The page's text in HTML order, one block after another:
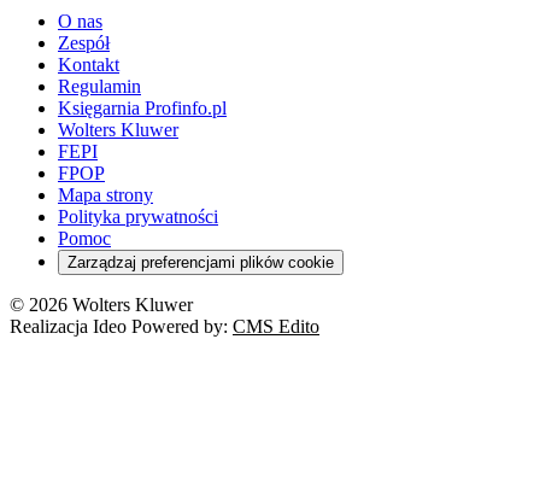
O nas
Zespół
Kontakt
Regulamin
Księgarnia Profinfo.pl
Wolters Kluwer
FEPI
FPOP
Mapa strony
Polityka prywatności
Pomoc
Zarządzaj preferencjami plików cookie
© 2026 Wolters Kluwer
Realizacja Ideo Powered by: CMS Edito